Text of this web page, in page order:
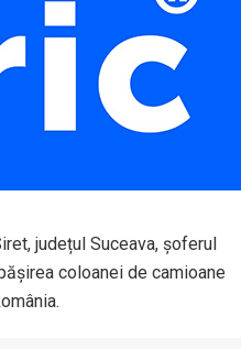
județul Suceava, șoferul
coloanei de camioane